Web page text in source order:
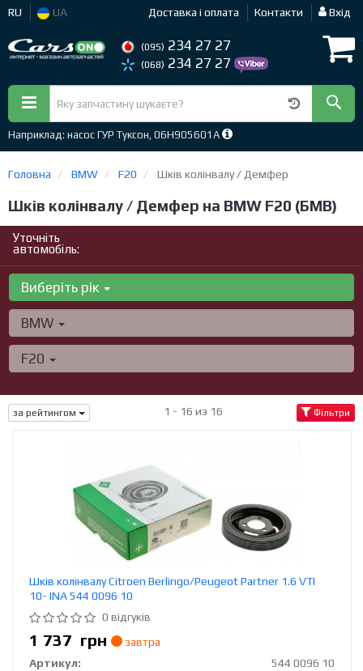
RU UA Доставка і оплата Контакти Вхід
(095) 234 27 27
(068) 234 27 27
Наприклад: насос ГУР Туксон, 06H905601A
Головна BMW F20 Шків колінвалу / Демфер
Шків колінвалу / Демфер на BMW F20 (БМВ)
Уточніть
автомобіль:
Виберіть рік
BMW
F20
за рейтингом 1 - 16 из 16 Фільтри
Шків колінвалу Citroen Berlingo/Peugeot Partner 1.6 VTI
10- INA 544 0096 10
0 відгуків
1 737 грн
завтра
Артикул:
544 0096 10